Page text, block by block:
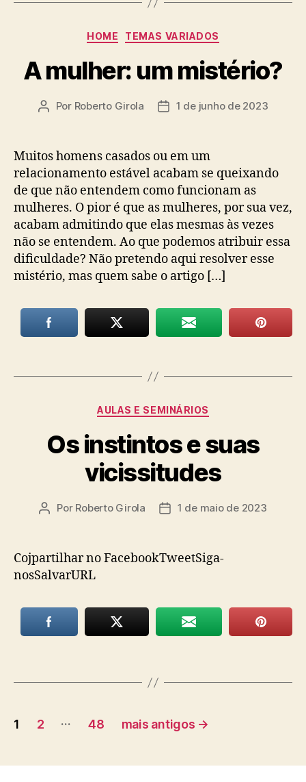
Categorias
HOME TEMAS VARIADOS
A mulher: um mistério?
Autor
Por Roberto Girola
Data1 de junho de 2023
Muitos homens casados ou em um
relacionamento estável acabam se queixando
de que não entendem como funcionam as
mulheres. O pior é que as mulheres, por sua vez,
acabam admitindo que elas mesmas às vezes
não se entendem. Ao que podemos atribuir essa
dificuldade? Não pretendo aqui resolver esse
mistério, mas quem sabe o artigo […]
Categorias
AULAS E SEMINÁRIOS
Os instintos e suas
vicissitudes
Autor
Por Roberto Girola
Data1 de maio de 2023
Cojpartilhar no FacebookTweetSiga-
nosSalvarURL
Paginação
posts
1 2 … 48 mais antigos →